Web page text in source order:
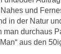
und
in der Natur
man durchaus
aus den